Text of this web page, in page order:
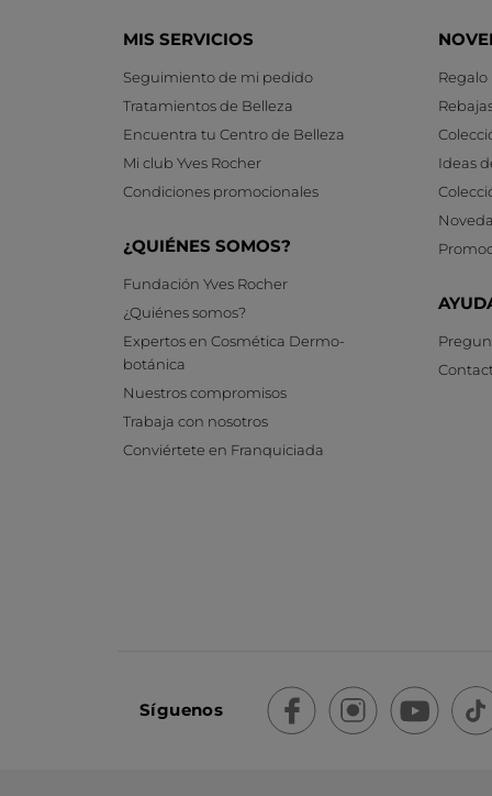
MIS SERVICIOS
Seguimiento de mi pedido
Tratamientos de Belleza
Encuentra tu Centro de Belleza
Mi club Yves Rocher
Condiciones promocionales
¿QUIÉNES SOMOS?
Fundación Yves Rocher
¿Quiénes somos?
Expertos en Cosmética Dermo-
botánica
Nuestros compromisos
Trabaja con nosotros
Conviértete en Franquiciada
Ideas
Síguenos